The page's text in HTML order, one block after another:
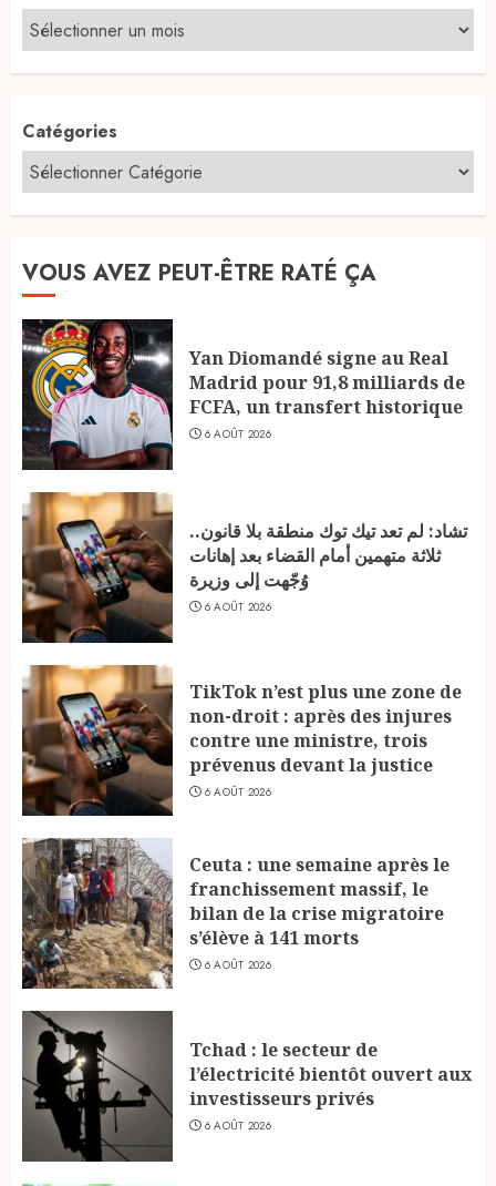
Catégories
VOUS AVEZ PEUT-ÊTRE RATÉ ÇA
Yan Diomandé signe au Real
Madrid pour 91,8 milliards de
FCFA, un transfert historique
6 AOÛT 2026
تشاد: لم تعد تيك توك منطقة بلا قانون..
ثلاثة متهمين أمام القضاء بعد إهانات
وُجّهت إلى وزيرة
6 AOÛT 2026
TikTok n’est plus une zone de
non-droit : après des injures
contre une ministre, trois
prévenus devant la justice
6 AOÛT 2026
Ceuta : une semaine après le
franchissement massif, le
bilan de la crise migratoire
s’élève à 141 morts
6 AOÛT 2026
Tchad : le secteur de
l’électricité bientôt ouvert aux
investisseurs privés
6 AOÛT 2026